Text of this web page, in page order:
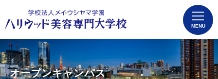
MENU
オープンキャンパス